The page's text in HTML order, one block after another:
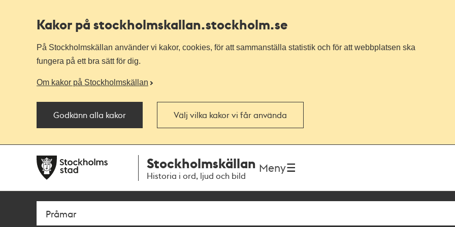
Kakor på stockholmskallan.stockholm.se
På Stockholmskällan använder vi kakor, cookies, för att sammanställa statistik och för att webbplatsen ska
fungera på ett bra sätt för dig.
Om kakor på Stockholmskällan
Godkänn alla kakor Välj vilka kakor vi får använda
navigationen
huvudinnehållet
Stockholmskällan
Historia i ord, ljud och bild
Meny
SökFritextsök